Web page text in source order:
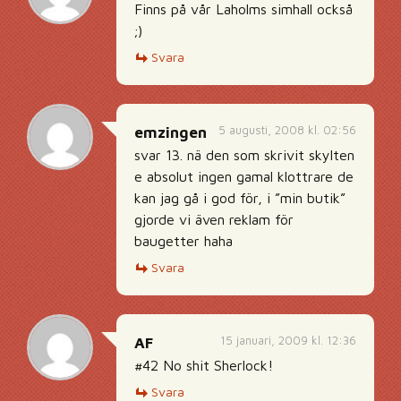
Finns på vår Laholms simhall också
;)
Svara
5 augusti, 2008 kl. 02:56
emzingen
svar 13. nä den som skrivit skylten
e absolut ingen gamal klottrare de
kan jag gå i god för, i ”min butik”
gjorde vi även reklam för
baugetter haha
Svara
15 januari, 2009 kl. 12:36
AF
#42 No shit Sherlock!
Svara